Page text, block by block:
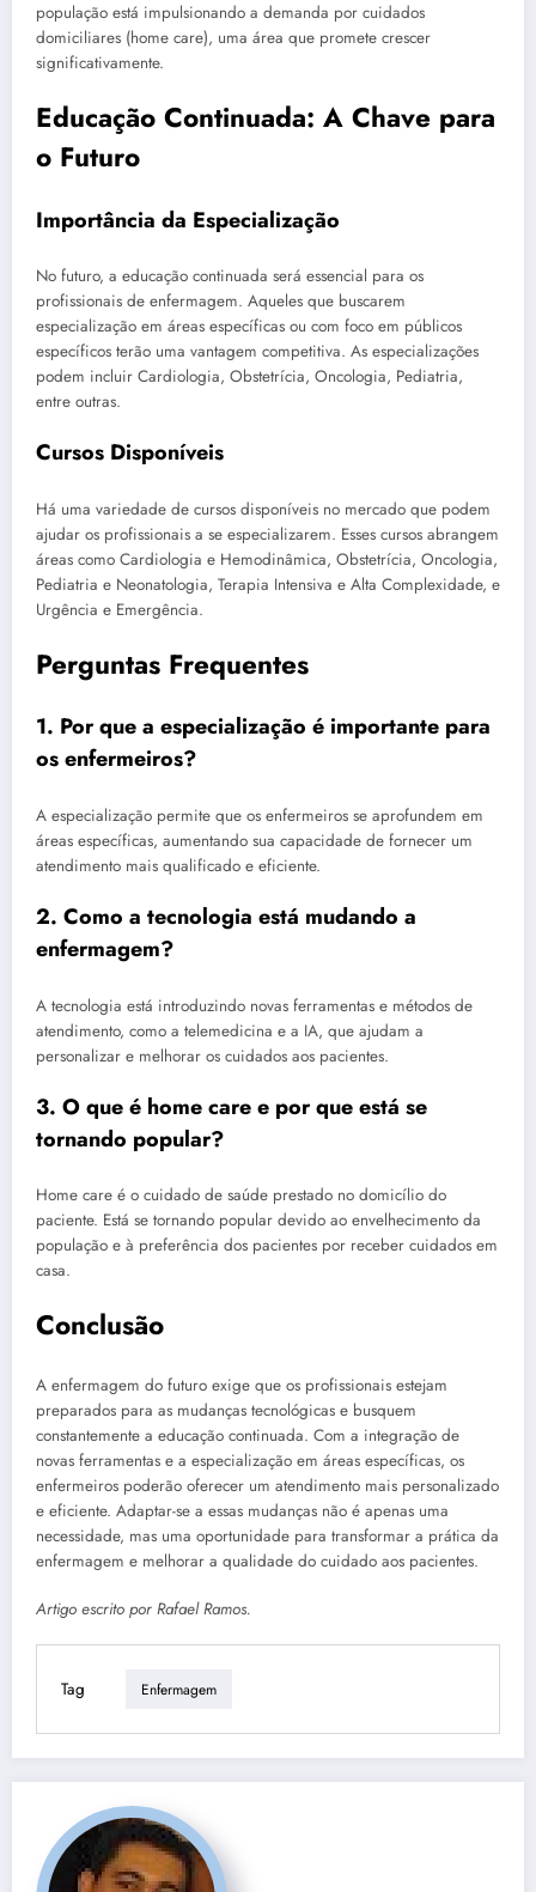
população está impulsionando a demanda por cuidados
domiciliares (home care), uma área que promete crescer
significativamente.
Educação Continuada: A Chave para
o Futuro
Importância da Especialização
No futuro, a educação continuada será essencial para os
profissionais de enfermagem. Aqueles que buscarem
especialização em áreas específicas ou com foco em públicos
específicos terão uma vantagem competitiva. As especializações
podem incluir Cardiologia, Obstetrícia, Oncologia, Pediatria,
entre outras.
Cursos Disponíveis
Há uma variedade de cursos disponíveis no mercado que podem
ajudar os profissionais a se especializarem. Esses cursos abrangem
áreas como Cardiologia e Hemodinâmica, Obstetrícia, Oncologia,
Pediatria e Neonatologia, Terapia Intensiva e Alta Complexidade, e
Urgência e Emergência.
Perguntas Frequentes
1. Por que a especialização é importante para
os enfermeiros?
A especialização permite que os enfermeiros se aprofundem em
áreas específicas, aumentando sua capacidade de fornecer um
atendimento mais qualificado e eficiente.
2. Como a tecnologia está mudando a
enfermagem?
A tecnologia está introduzindo novas ferramentas e métodos de
atendimento, como a telemedicina e a IA, que ajudam a
personalizar e melhorar os cuidados aos pacientes.
3. O que é home care e por que está se
tornando popular?
Home care é o cuidado de saúde prestado no domicílio do
paciente. Está se tornando popular devido ao envelhecimento da
população e à preferência dos pacientes por receber cuidados em
casa.
Conclusão
A enfermagem do futuro exige que os profissionais estejam
preparados para as mudanças tecnológicas e busquem
constantemente a educação continuada. Com a integração de
novas ferramentas e a especialização em áreas específicas, os
enfermeiros poderão oferecer um atendimento mais personalizado
e eficiente. Adaptar-se a essas mudanças não é apenas uma
necessidade, mas uma oportunidade para transformar a prática da
enfermagem e melhorar a qualidade do cuidado aos pacientes.
Artigo escrito por Rafael Ramos.
Tag Enfermagem